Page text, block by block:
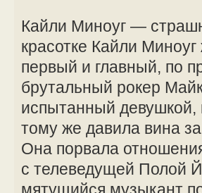
Кайли Миноуг —
красотке Кайли
первый и главный, по
брутальный рокер
испытанный девушкой,
тому же давила вина
Она порвала
с телеведущей Полой
мятущийся музыкант